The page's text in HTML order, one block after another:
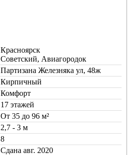
Красноярск
Советский, Авиагородок
Партизана Железняка ул, 48ж
Кирпичный
Комфорт
17 этажей
От 35 до 96 м²
2,7 - 3 м
8
Cдана авг. 2020